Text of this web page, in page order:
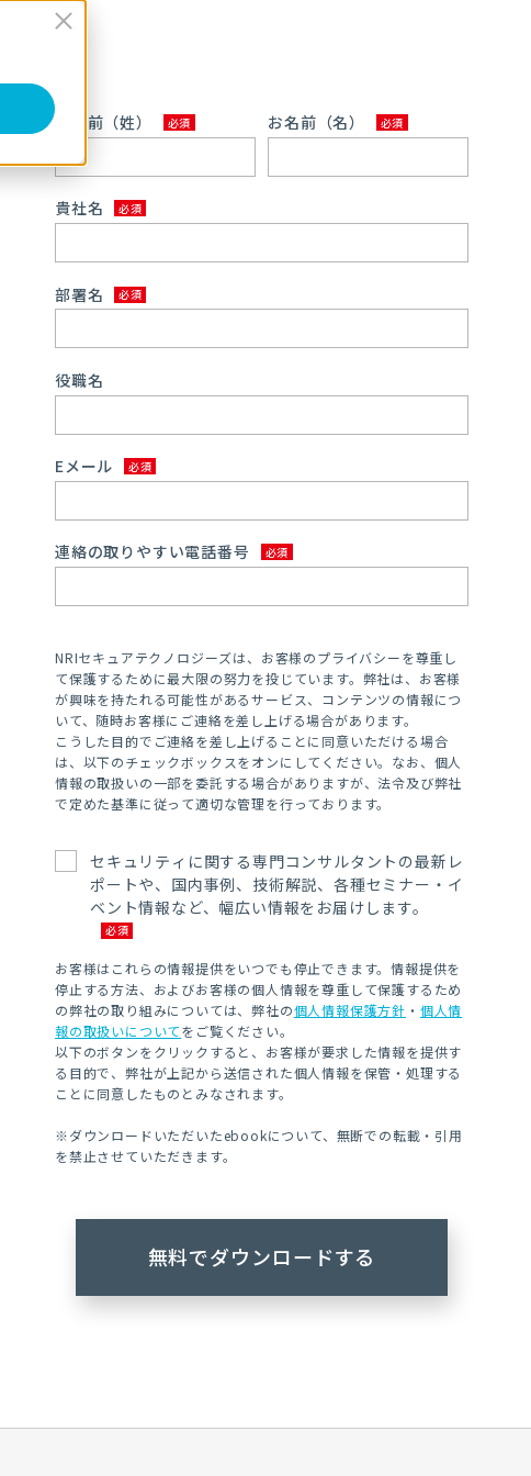
お名前（姓） お名前（名）
貴社名
部署名
役職名
Eメール
連絡の取りやすい電話番号
NRIセキュアテクノロジーズは、お客様のプライバシーを尊重し
て保護するために最大限の努力を投じています。弊社は、お客様
が興味を持たれる可能性があるサービス、コンテンツの情報につ
いて、随時お客様にご連絡を差し上げる場合があります。
こうした目的でご連絡を差し上げることに同意いただける場合
は、以下のチェックボックスをオンにしてください。なお、個人
情報の取扱いの一部を委託する場合がありますが、法令及び弊社
で定めた基準に従って適切な管理を行っております。
セキュリティに関する専門コンサルタントの最新レ
ポートや、国内事例、技術解説、各種セミナー・イ
ベント情報など、幅広い情報をお届けします。
お客様はこれらの情報提供をいつでも停止できます。情報提供を
停止する方法、およびお客様の個人情報を尊重して保護するため
の弊社の取り組みについては、弊社の個人情報保護方針 ・ 個人情
報の取扱いについてをご覧ください。
以下のボタンをクリックすると、お客様が要求した情報を提供す
る目的で、弊社が上記から送信された個人情報を保管・処理する
ことに同意したものとみなされます。
※ダウンロードいただいたebookについて、無断での転載・引用
を禁止させていただきます。